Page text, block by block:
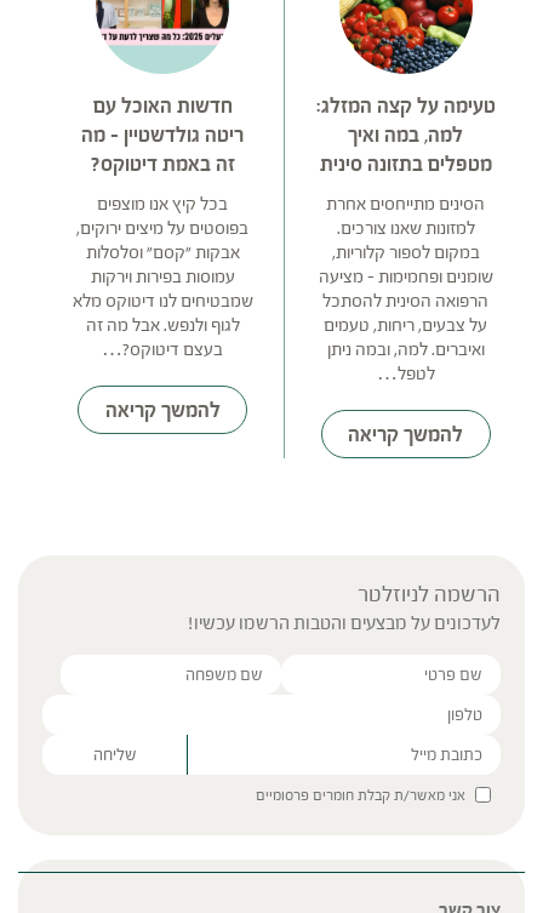
טעימה על קצה המזלג:
למה, במה ואיך
מטפלים בתזונה סינית
הסינים מתייחסים אחרת
למזונות שאנו צורכים.
במקום לספור קלוריות,
שומנים ופחמימות – מציעה
הרפואה הסינית להסתכל
על צבעים, ריחות, טעמים
ואיברים. למה, ובמה ניתן
לטפל…
להמשך קריאה
חדשות האוכל עם
ריטה גולדשטיין – מה
זה באמת דיטוקס?
בכל קיץ אנו מוצפים
בפוסטים על מיצים ירוקים,
אבקות "קסם" וסלסלות
עמוסות בפירות וירקות
שמבטיחים לנו דיטוקס מלא
לגוף ולנפש. אבל מה זה
בעצם דיטוקס?…
להמשך קריאה
הרשמה לניוזלטר
לעדכונים על מבצעים והטבות הרשמו עכשיו!
Please leave this field empty.
אני מאשר/ת קבלת חומרים פרסומיים